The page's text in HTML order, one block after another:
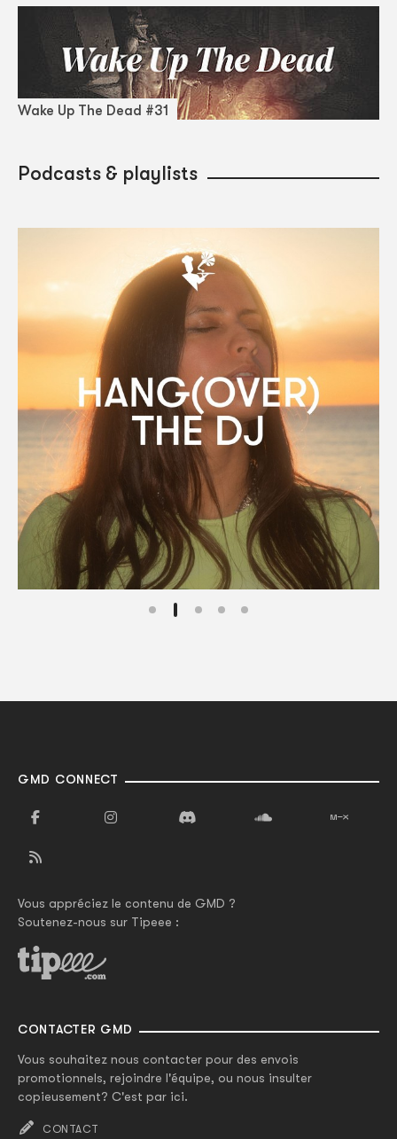
Wake Up The Dead #31
Podcasts & playlists
GMD CONNECT
Vous appréciez le contenu de GMD ?
Soutenez-nous sur Tipeee :
CONTACTER GMD
Vous souhaitez nous contacter pour des envois
promotionnels, rejoindre l'équipe, ou nous insulter
copieusement? C'est par ici.
CONTACT